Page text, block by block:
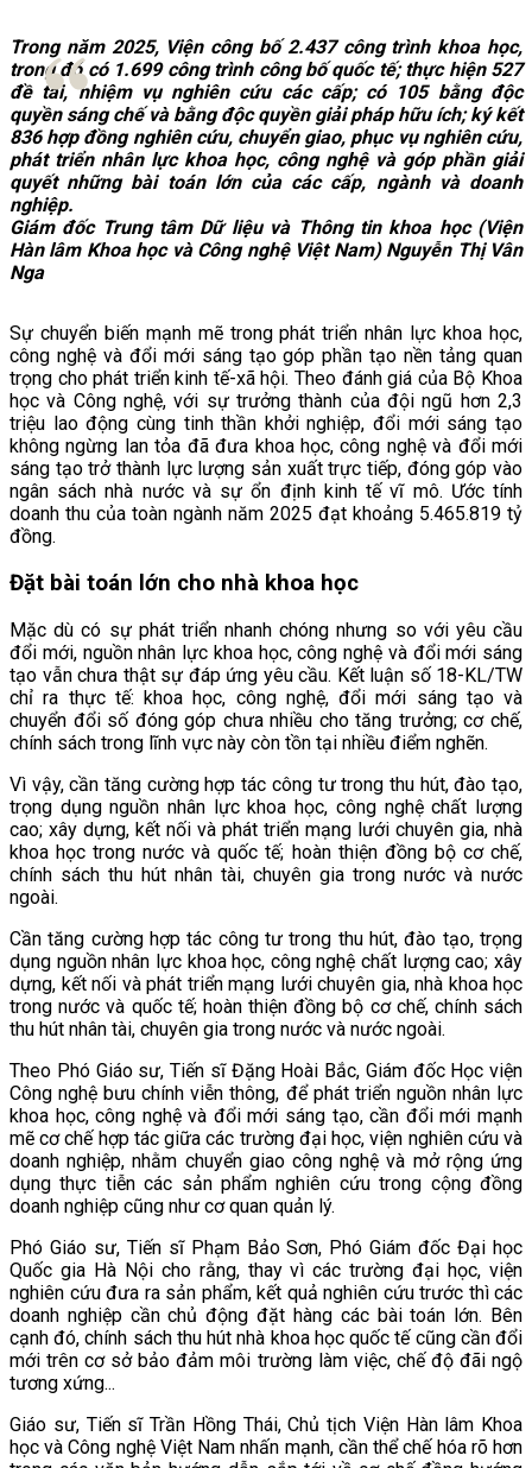
Trong năm 2025, Viện công bố 2.437 công trình khoa học,
trong đó có 1.699 công trình công bố quốc tế; thực hiện 527
đề tài, nhiệm vụ nghiên cứu các cấp; có 105 bằng độc
quyền sáng chế và bằng độc quyền giải pháp hữu ích; ký kết
836 hợp đồng nghiên cứu, chuyển giao, phục vụ nghiên cứu,
phát triển nhân lực khoa học, công nghệ và góp phần giải
quyết những bài toán lớn của các cấp, ngành và doanh
nghiệp.
Giám đốc Trung tâm Dữ liệu và Thông tin khoa học (Viện
Hàn lâm Khoa học và Công nghệ Việt Nam) Nguyễn Thị Vân
Nga
Sự chuyển biến mạnh mẽ trong phát triển nhân lực khoa học,
công nghệ và đổi mới sáng tạo góp phần tạo nền tảng quan
trọng cho phát triển kinh tế-xã hội. Theo đánh giá của Bộ Khoa
học và Công nghệ, với sự trưởng thành của đội ngũ hơn 2,3
triệu lao động cùng tinh thần khởi nghiệp, đổi mới sáng tạo
không ngừng lan tỏa đã đưa khoa học, công nghệ và đổi mới
sáng tạo trở thành lực lượng sản xuất trực tiếp, đóng góp vào
ngân sách nhà nước và sự ổn định kinh tế vĩ mô. Ước tính
doanh thu của toàn ngành năm 2025 đạt khoảng 5.465.819 tỷ
đồng.
Đặt bài toán lớn cho nhà khoa học
Mặc dù có sự phát triển nhanh chóng nhưng so với yêu cầu
đổi mới, nguồn nhân lực khoa học, công nghệ và đổi mới sáng
tạo vẫn chưa thật sự đáp ứng yêu cầu. Kết luận số 18-KL/TW
chỉ ra thực tế: khoa học, công nghệ, đổi mới sáng tạo và
chuyển đổi số đóng góp chưa nhiều cho tăng trưởng; cơ chế,
chính sách trong lĩnh vực này còn tồn tại nhiều điểm nghẽn.
Vì vậy, cần tăng cường hợp tác công tư trong thu hút, đào tạo,
trọng dụng nguồn nhân lực khoa học, công nghệ chất lượng
cao; xây dựng, kết nối và phát triển mạng lưới chuyên gia, nhà
khoa học trong nước và quốc tế; hoàn thiện đồng bộ cơ chế,
chính sách thu hút nhân tài, chuyên gia trong nước và nước
ngoài.
Cần tăng cường hợp tác công tư trong thu hút, đào tạo, trọng
dụng nguồn nhân lực khoa học, công nghệ chất lượng cao; xây
dựng, kết nối và phát triển mạng lưới chuyên gia, nhà khoa học
trong nước và quốc tế; hoàn thiện đồng bộ cơ chế, chính sách
thu hút nhân tài, chuyên gia trong nước và nước ngoài.
Theo Phó Giáo sư, Tiến sĩ Đặng Hoài Bắc, Giám đốc Học viện
Công nghệ bưu chính viễn thông, để phát triển nguồn nhân lực
khoa học, công nghệ và đổi mới sáng tạo, cần đổi mới mạnh
mẽ cơ chế hợp tác giữa các trường đại học, viện nghiên cứu và
doanh nghiệp, nhằm chuyển giao công nghệ và mở rộng ứng
dụng thực tiễn các sản phẩm nghiên cứu trong cộng đồng
doanh nghiệp cũng như cơ quan quản lý.
Phó Giáo sư, Tiến sĩ Phạm Bảo Sơn, Phó Giám đốc Đại học
Quốc gia Hà Nội cho rằng, thay vì các trường đại học, viện
nghiên cứu đưa ra sản phẩm, kết quả nghiên cứu trước thì các
doanh nghiệp cần chủ động đặt hàng các bài toán lớn. Bên
cạnh đó, chính sách thu hút nhà khoa học quốc tế cũng cần đổi
mới trên cơ sở bảo đảm môi trường làm việc, chế độ đãi ngộ
tương xứng...
Giáo sư, Tiến sĩ Trần Hồng Thái, Chủ tịch Viện Hàn lâm Khoa
học và Công nghệ Việt Nam nhấn mạnh, cần thể chế hóa rõ hơn